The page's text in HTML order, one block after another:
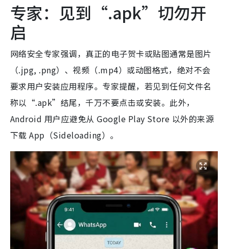
专家：见到“.apk”切勿开
启
网络安全专家强调，真正的电子贺卡或贴图通常是图片
（.jpg, .png）、视频（.mp4）或动图格式，绝对不会
要求用户安装应用程序。专家提醒，若见到任何文件名
称以“.apk”结尾，千万不要点击或安装。此外，
Android 用户应避免从 Google Play Store 以外的来源
下载 App（Sideloading）。